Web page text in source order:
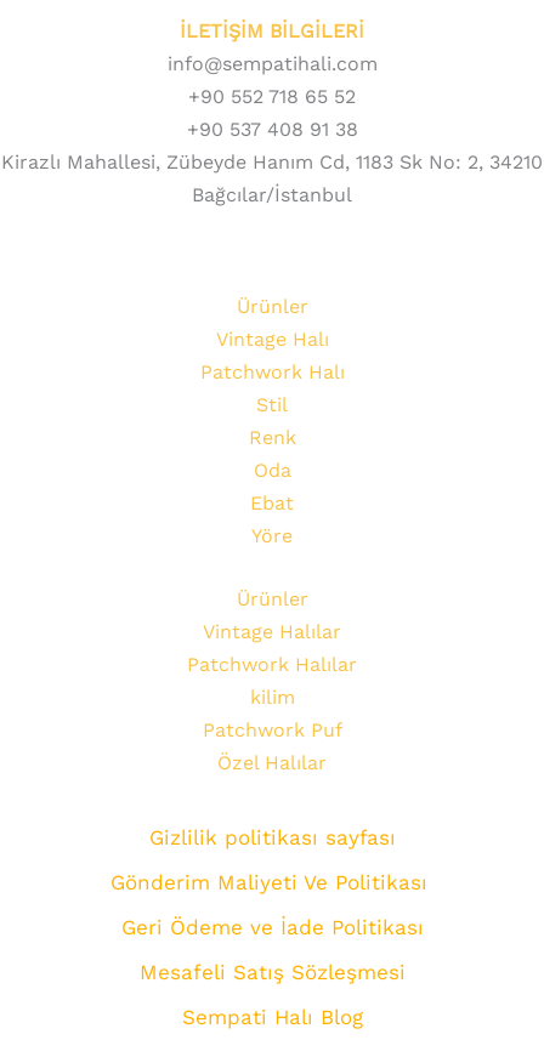
İLETİŞİM BİLGİLERİ
info@sempatihali.com
+90 552 718 65 52
+90 537 408 91 38
Kirazlı Mahallesi, Zübeyde Hanım Cd, 1183 Sk No: 2, 34210
Bağcılar/İstanbul
Ürünler
Vintage Halı
Patchwork Halı
Stil
Renk
Oda
Ebat
Yöre
Ürünler
Vintage Halılar
Patchwork Halılar
kilim
Patchwork Puf
Özel Halılar
Gizlilik politikası sayfası
Gönderim Maliyeti Ve Politikası
Geri Ödeme ve İade Politikası
Mesafeli Satış Sözleşmesi
Sempati Halı Blog